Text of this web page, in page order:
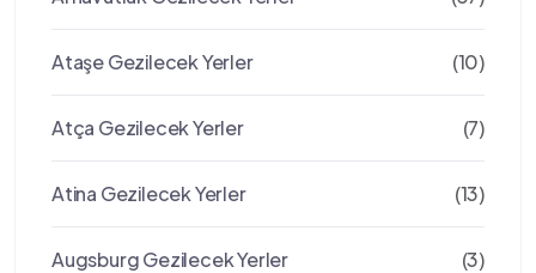
Ataşe Gezilecek Yerler (10)
Atça Gezilecek Yerler (7)
Atina Gezilecek Yerler (13)
Augsburg Gezilecek Yerler (3)